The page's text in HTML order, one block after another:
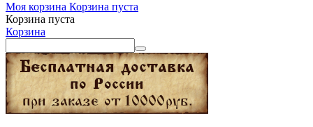
Моя корзина Корзина пуста
Корзина пуста
Корзина